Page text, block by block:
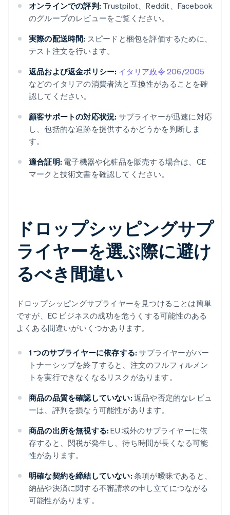
オンラインでの評判: Trustpilot、Reddit、Facebook
のグループのレビューをご覧ください。
実際の配送時間: スピードと梱包を評価するために、
テスト注文を行います。
返品および返金ポリシー: イタリア政令 206/2005
などのイタリアの消費者法と互換性があることを確
認してください。
顧客サポートの対応状況: サプライヤーが迅速に対応
し、包括的な追跡を提供するかどうかを判断しま
す。
適合証明: 電子機器や化粧品を販売する場合は、CE
マークと技術文書を確認してください。
ドロップシッピングサプ
ライヤーを選ぶ際に避け
るべき間違い
ドロップシッピングサプライヤーを見つけることは簡単
ですが、EC ビジネスの成功を危うくする可能性のある
よくある間違いがいくつかあります。
1 つのサプライヤーに依存する: サプライヤーがパー
トナーシップを終了すると、注文のフルフィルメン
トを実行できなくなるリスクがあります。
商品の品質を確認していない: 返品や否定的なレビュ
ーは、評判を損なう可能性があります。
商品の出所を無視する: EU 域外のサプライヤーに依
存すると、関税が発生し、待ち時間が長くなる可能
性があります。
明確な契約を締結していない: 条項が曖昧であると、
納品や決済に関する不審請求の申し立てにつながる
可能性があります。